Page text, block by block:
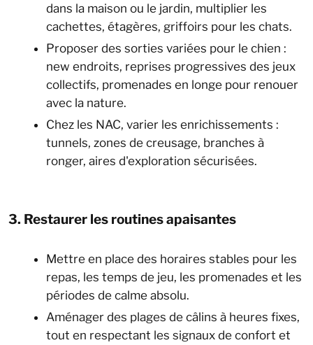
dans la maison ou le jardin, multiplier les
cachettes, étagères, griffoirs pour les chats.
Proposer des sorties variées pour le chien :
new endroits, reprises progressives des jeux
collectifs, promenades en longe pour renouer
avec la nature.
Chez les NAC, varier les enrichissements :
tunnels, zones de creusage, branches à
ronger, aires d'exploration sécurisées.
3. Restaurer les routines apaisantes
Mettre en place des horaires stables pour les
repas, les temps de jeu, les promenades et les
périodes de calme absolu.
Aménager des plages de câlins à heures fixes,
tout en respectant les signaux de confort et